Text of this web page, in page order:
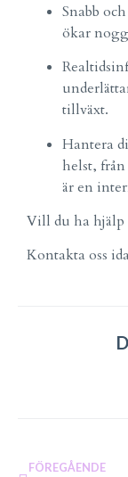
Snabb
ökar
tillväxt.
Hantera
helst,
är en
Vill du ha hjälp
Kontakta oss
FÖREGÅENDE